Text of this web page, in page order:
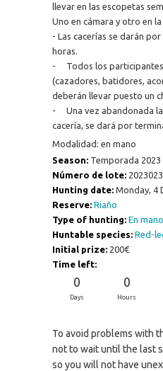
llevar en las escopetas
Uno en cámara y otro en la
- Las cacerías se darán
horas.
- Todos los participantes
(cazadores, batidores,
deberán llevar puesto un
- Una vez abandonada la
cacería, se dará por
Modalidad: en mano
Season: Temporada 2023
Número de lote:
Hunting date: Monday, 4
Reserve: Riaño
Type of hunting: En mano
Huntable species: Red-
Initial prize: 200€
Time left:
0
Days
0
Hours
To avoid problems with
not to wait until the last
so you will not have